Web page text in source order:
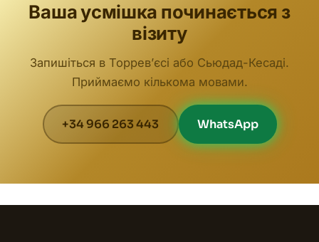
Ваша усмішка починається з
візиту
Запишіться в Торревʼєсі або Сьюдад-Кесаді.
Приймаємо кількома мовами.
+34 966 263 443 WhatsApp